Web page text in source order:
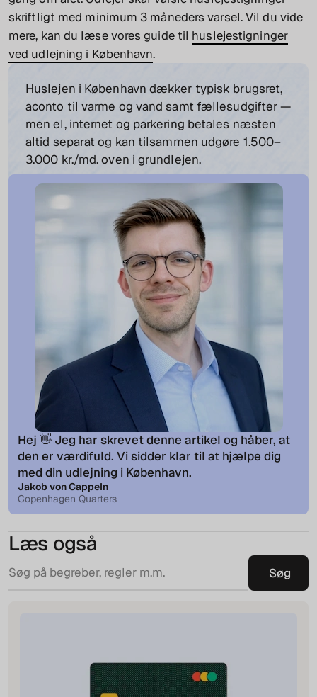
skriftligt med minimum 3 måneders varsel. Vil du vide
mere, kan du læse vores guide til huslejestigninger
ved udlejning i København.
Huslejen i København dækker typisk brugsret,
aconto til varme og vand samt fællesudgifter —
men el, internet og parkering betales næsten
altid separat og kan tilsammen udgøre 1.500–
3.000 kr./md. oven i grundlejen.
Hej 👋 Jeg har skrevet denne artikel og håber, at
den er værdifuld. Vi sidder klar til at hjælpe dig
med din udlejning i København.
Jakob von Cappeln
Copenhagen Quarters
Læs også